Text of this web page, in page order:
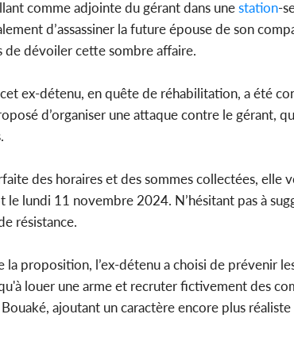
comme adjointe du gérant dans unestation-
d’assassiner la future épouse de son
de dévoiler cette sombre affaire.
ex-détenu, en quête de réhabilitation, a été
d’organiser une attaque contre le
des horaires et des sommes collectées,
le lundi 11 novembre 2024. N’hésitant pas à
résistance.
la proposition, l’ex-détenu a choisi de prévenir
louer une arme et recruter fictivement des
ajoutant un caractère encore plus réaliste